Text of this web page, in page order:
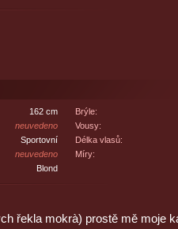
162 cm
neuvedeno
Sportovní
neuvedeno
Blond
Brýle:
Vousy:
Délka vlasů:
Míry:
řekla mokrà) prostě mě moje